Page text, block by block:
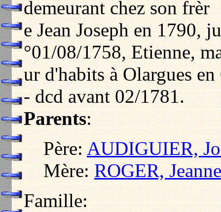
demeurant chez son frèr
e Jean Joseph en 1790,
°01/08/1758, Etienne,
ur d'habits à Olargues
- dcd avant 02/1781.
Parents:
Père:AUDIGUIER,
Mère:ROGER, Jeanne
Famille: